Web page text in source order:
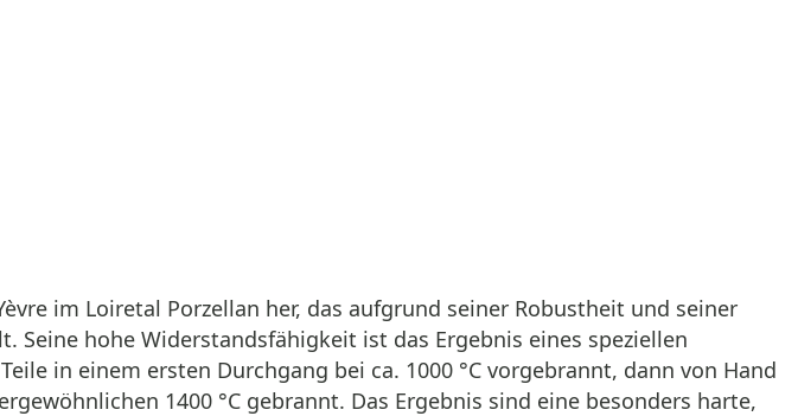
im Loiretal Porzellan her, das aufgrund seiner Robustheit und seiner
hohe Widerstandsfähigkeit ist das Ergebnis eines speziellen
in einem ersten Durchgang bei ca. 1000 °C vorgebrannt, dann von Hand
1400 °C gebrannt. Das Ergebnis sind eine besonders harte,